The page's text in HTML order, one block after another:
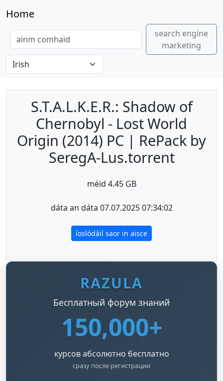
Home
search engine
marketing
S.T.A.L.K.E.R.: Shadow of
Chernobyl - Lost World
Origin (2014) PC | RePack by
SeregA-Lus.torrent
méid 4.45 GB
dáta an dáta 07.07.2025 07:34:02
íoslódáil saor in aisce
RAZULA
Бесплатный форум знаний
150,000+
курсов абсолютно бесплатно
сразу после регистрации